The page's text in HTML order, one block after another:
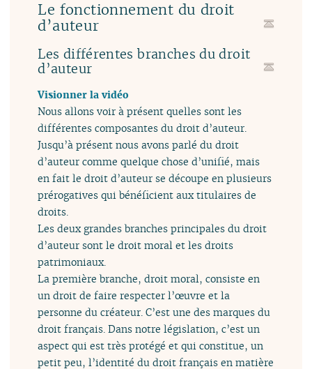
Le fonctionnement du droit
d’auteur
Les différentes branches du droit
d’auteur
Visionner la vidéo
Nous allons voir à présent quelles sont les
différentes composantes du droit d’auteur.
Jusqu’à présent nous avons parlé du droit
d’auteur comme quelque chose d’unifié, mais
en fait le droit d’auteur se découpe en plusieurs
prérogatives qui bénéficient aux titulaires de
droits.
Les deux grandes branches principales du droit
d’auteur sont le droit moral et les droits
patrimoniaux.
La première branche, droit moral, consiste en
un droit de faire respecter l’œuvre et la
personne du créateur. C’est une des marques du
droit français. Dans notre législation, c’est un
aspect qui est très protégé et qui constitue, un
petit peu, l’identité du droit français en matière